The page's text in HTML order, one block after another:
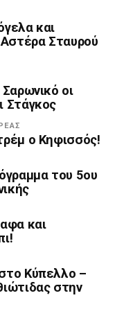
και
Σταυρού
οι
Στάγκος
ο Κηφισσός!
του 5ου
και
Κύπελλο –
στην